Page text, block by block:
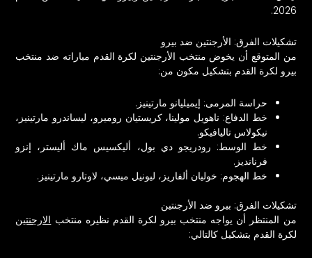
2026.
تشكيلات الفرق: الأرجنتين ضد بيرو
من المتوقع أن يخوض منتخب الأرجنتين لكرة القدم مباراته ضد منتخب
بيرو لكرة القدم بتشكيل مكون من:
حراسة المرمى: إيميليانو مارتينيز.
خط الدفاع: ناهويل مولينا، كريستيان روميرو، ليساندرو مارتينيز،
نيكولاس تاليافيكو.
خط الوسط: رودريجو دي بول، أليكسيس ماك أليستر، إنزو
فرنانديز.
خط الهجوم: خوليان ألفاريز، ليونيل ميسي، لاوتارو مارتينيز.
تشكيلات الفرق: بيرو ضد الأرجنتين
من المنتظر أن يواجه منتخب بيرو لكرة القدم نظيره منتخب الارجنتين
لكرة القدم بتشكيل كالتالي: